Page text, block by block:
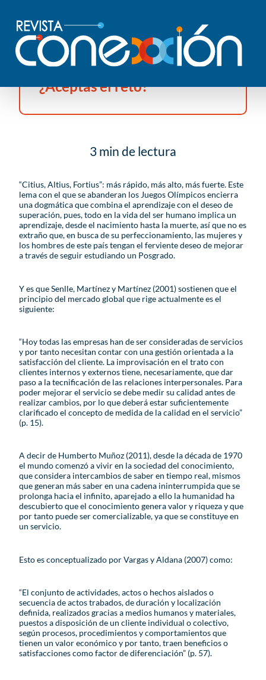
¿Aceptas el reto?
3 min de lectura
“Citius, Altius, Fortius”: más rápido, más alto, más fuerte. Este
lema con el que se abanderan los Juegos Olímpicos encierra
una dogmática que combina el aprendizaje con el deseo de
superación, pues, todo en la vida del ser humano implica un
aprendizaje, desde el nacimiento hasta la muerte, así que no es
extraño que, en busca de su perfeccionamiento, las mujeres y
los hombres de este país tengan el ferviente deseo de mejorar
a través de seguir estudiando un Posgrado.
Y es que Senlle, Martínez y Martínez (2001) sostienen que el
principio del mercado global que rige actualmente es el
siguiente:
“Hoy todas las empresas han de ser consideradas de servicios
y por tanto necesitan contar con una gestión orientada a la
satisfacción del cliente. La improvisación en el trato con
clientes internos y externos tiene, necesariamente, que dar
paso a la tecnificación de las relaciones interpersonales. Para
poder mejorar el servicio se debe medir su calidad antes de
realizar cambios, por lo que deberá estar suficientemente
clarificado el concepto de medida de la calidad en el servicio”
(p. 15).
A decir de Humberto Muñoz (2011), desde la década de 1970
el mundo comenzó a vivir en la sociedad del conocimiento,
que considera intercambios de saber en tiempo real, mismos
que generan más saber en una cadena ininterrumpida que se
prolonga hacia el infinito, aparejado a ello la humanidad ha
descubierto que el conocimiento genera valor y riqueza y que
por tanto puede ser comercializable, ya que se constituye en
un servicio.
Esto es conceptualizado por Vargas y Aldana (2007) como:
“El conjunto de actividades, actos o hechos aislados o
secuencia de actos trabados, de duración y localización
definida, realizados gracias a medios humanos y materiales,
puestos a disposición de un cliente individual o colectivo,
según procesos, procedimientos y comportamientos que
tienen un valor económico y por tanto, traen beneficios o
satisfacciones como factor de diferenciación” (p. 57).